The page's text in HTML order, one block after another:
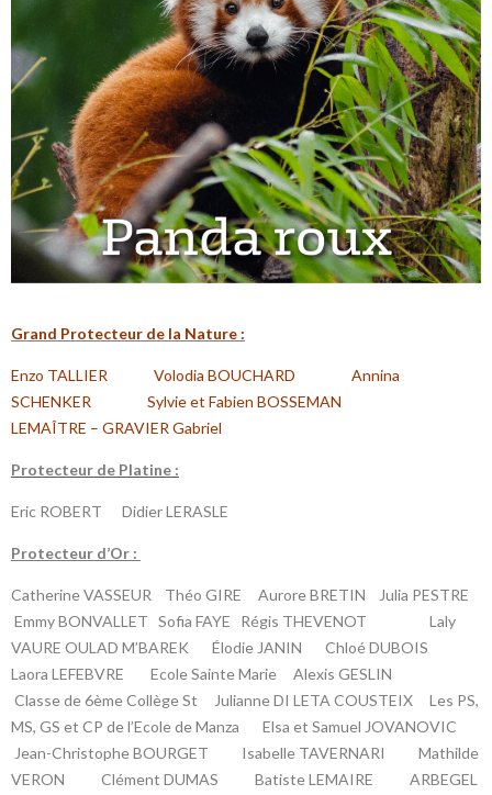
Grand Protecteur de la Nature :
Enzo TALLIER Volodia BOUCHARD
Annina
SCHENKER Sylvie et Fabien BOSSEMAN
LEMAÎTRE – GRAVIER Gabriel
Protecteur de Platine :
Eric ROBERT Didier LERASLE
Protecteur d’Or :
Catherine VASSEUR Théo GIRE Aurore BRETIN Julia PESTRE
Emmy BONVALLET Sofia FAYE Régis THEVENOT Laly
VAURE OULAD M’BAREK Élodie JANIN Chloé DUBOIS
Laora LEFEBVRE Ecole Sainte Marie
Alexis GESLIN
Classe de 6ème Collège St
Julianne DI LETA COUSTEIX Les PS,
MS, GS et CP de l’Ecole de Manza Elsa et Samuel JOVANOVIC
Jean-Christophe BOURGET Isabelle TAVERNARI Mathilde
VERON Clément DUMAS Batiste LEMAIRE ARBEGEL